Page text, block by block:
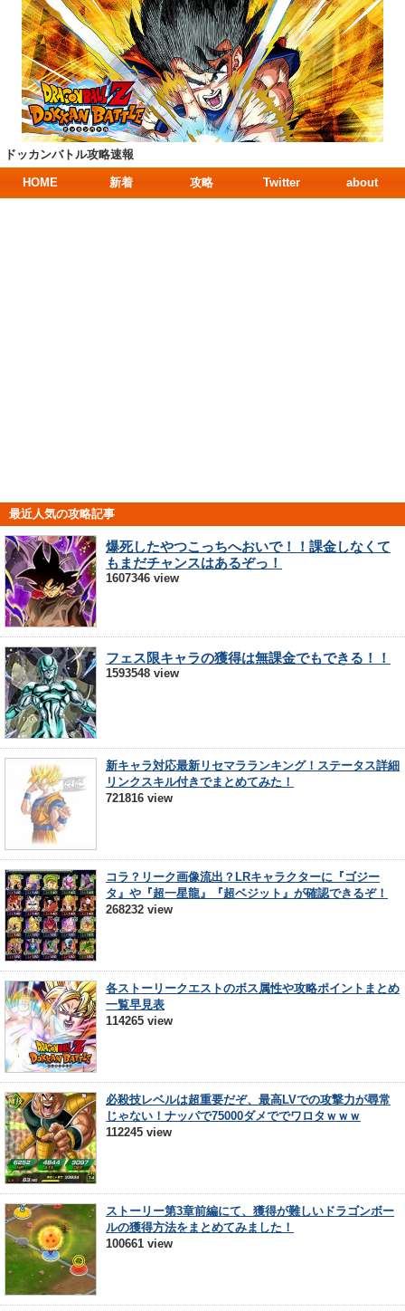
ドッカンバトル攻略速報
HOME 新着 攻略 Twitter about
最近人気の攻略記事
爆死したやつこっちへおいで！！課金しなくて
もまだチャンスはあるぞっ！
1607346 view
フェス限キャラの獲得は無課金でもできる！！
1593548 view
新キャラ対応最新リセマラランキング！ステータス詳細
リンクスキル付きでまとめてみた！
721816 view
コラ？リーク画像流出？LRキャラクターに『ゴジー
タ』や『超一星龍』『超ベジット』が確認できるぞ！
268232 view
各ストーリークエストのボス属性や攻略ポイントまとめ
一覧早見表
114265 view
必殺技レベルは超重要だぞ、最高LVでの攻撃力が尋常
じゃない！ナッパで75000ダメででワロタｗｗｗ
112245 view
ストーリー第3章前編にて、獲得が難しいドラゴンボー
ルの獲得方法をまとめてみました！
100661 view